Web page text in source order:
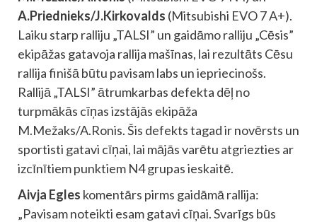
A.Priednieks/J.Kirkovalds (Mitsubishi EVO 7 A+).
Laiku starp ralliju „TALSI” un gaidāmo ralliju „Cēsis”
ekipāžas gatavoja rallija mašīnas, lai rezultāts Cēsu
rallija finišā būtu pavisam labs un iepriecinošs.
Rallijā „TALSI” ātrumkarbas defekta dēļ no
turpmākās cīņas izstājās ekipāža
M.Mežaks/A.Ronis. Šis defekts tagad ir novērsts un
sportisti gatavi cīņai, lai mājās varētu atgriezties ar
izcīnītiem punktiem N4 grupas ieskaitē.
Aivja Egles komentārs pirms gaidāmā rallija:
„Pavisam noteikti esam gatavi cīņai. Svarīgs būs